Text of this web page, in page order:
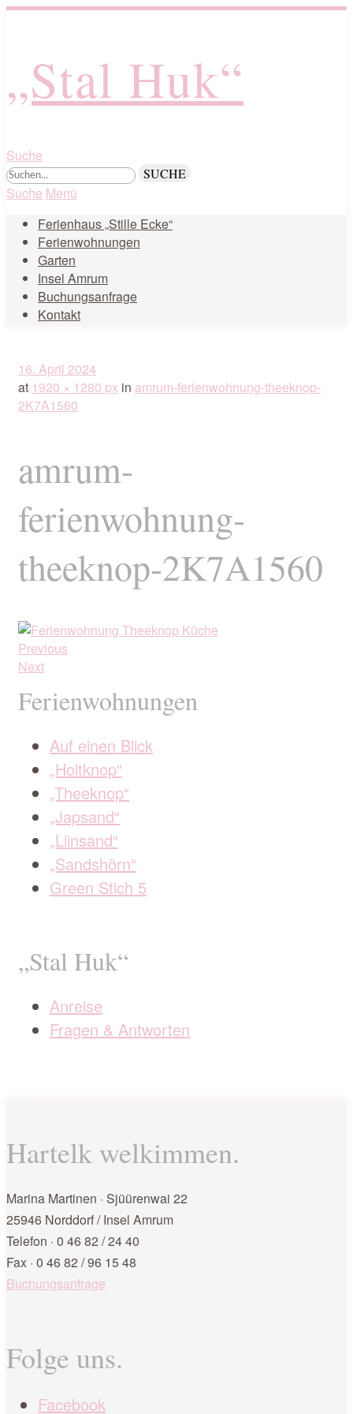
„Stal Huk“
Suche
Suche Menü
Ferienhaus „Stille Ecke“
Ferienwohnungen
Garten
Insel Amrum
Buchungsanfrage
Kontakt
16. April 2024
at 1920 × 1280 px in amrum-ferienwohnung-theeknop-
2K7A1560
amrum-
ferienwohnung-
theeknop-2K7A1560
Previous
Next
Ferienwohnungen
Auf einen Blick
„Holtknop“
„Theeknop“
„Japsand“
„Liinsand“
„Sandshörn“
Green Stich 5
„Stal Huk“
Anreise
Fragen & Antworten
Hartelk welkimmen.
Marina Martinen · Sjüürenwai 22
25946 Norddorf / Insel Amrum
Telefon · 0 46 82 / 24 40
Fax · 0 46 82 / 96 15 48
Buchungsanfrage
Folge uns.
Facebook